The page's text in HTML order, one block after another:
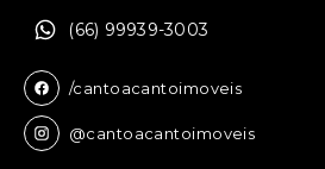
(66) 99939-3003
/cantoacantoimoveis
@cantoacantoimoveis